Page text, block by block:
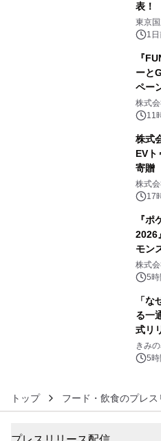
表！
東京
1日
『
ーと
ペー
GR 4
メニ
株式
11
株式
EVト
寄贈
株式
17
『
2026
モン
た画
ルア
株式
5時
「
る一
式リ
きみ
5時
トップ フード・飲食のプレ